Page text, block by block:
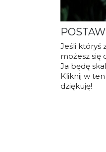
Jeśli któryś
możesz się
Ja będę
Kliknij w
dziękuję!